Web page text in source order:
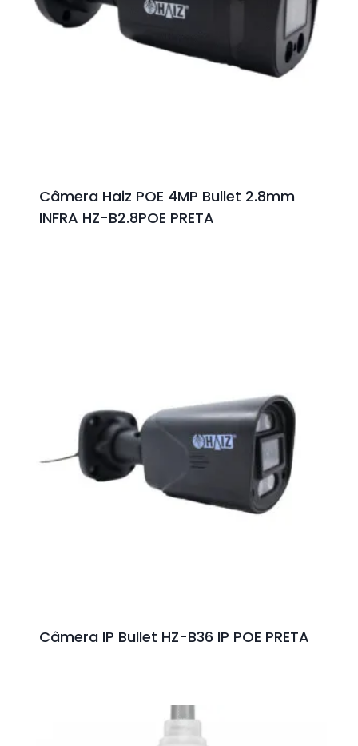
Câmera Haiz POE 4MP Bullet 2.8mm
INFRA HZ-B2.8POE PRETA
Câmera IP Bullet HZ-B36 IP POE PRETA